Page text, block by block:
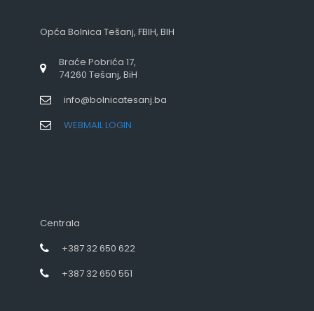
Opća Bolnica Tešanj, FBIH, BIH
Braće Pobrića 17,
74260 Tešanj, BiH
info@bolnicatesanj.ba
WEBMAIL LOGIN
Centrala
+387 32 650 622
+387 32 650 551